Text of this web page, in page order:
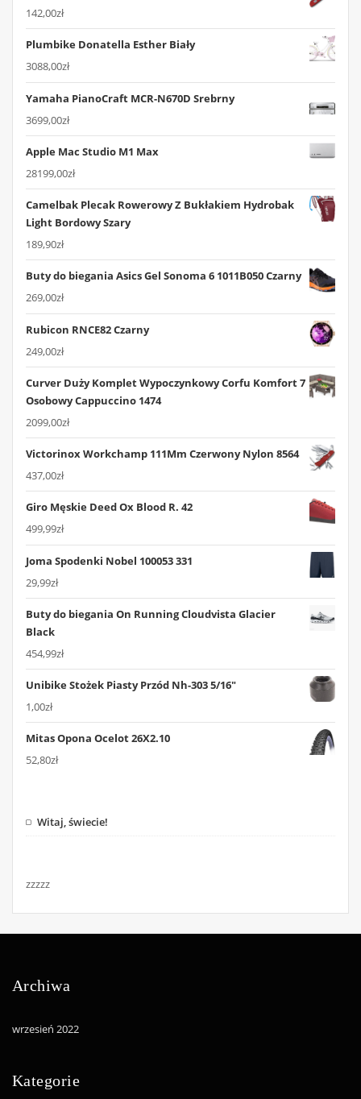
142,00zł
Plumbike Donatella Esther Biały
3088,00zł
Yamaha PianoCraft MCR-N670D Srebrny
3699,00zł
Apple Mac Studio M1 Max
28199,00zł
Camelbak Plecak Rowerowy Z Bukłakiem Hydrobak
Light Bordowy Szary
189,90zł
Buty do biegania Asics Gel Sonoma 6 1011B050 Czarny
269,00zł
Rubicon RNCE82 Czarny
249,00zł
Curver Duży Komplet Wypoczynkowy Corfu Komfort 7
Osobowy Cappuccino 1474
2099,00zł
Victorinox Workchamp 111Mm Czerwony Nylon 8564
437,00zł
Giro Męskie Deed Ox Blood R. 42
499,99zł
Joma Spodenki Nobel 100053 331
29,99zł
Buty do biegania On Running Cloudvista Glacier
Black
454,99zł
Unibike Stożek Piasty Przód Nh-303 5/16"
1,00zł
Mitas Opona Ocelot 26X2.10
52,80zł
Witaj, świecie!
zzzzz
Archiwa
wrzesień 2022
Kategorie